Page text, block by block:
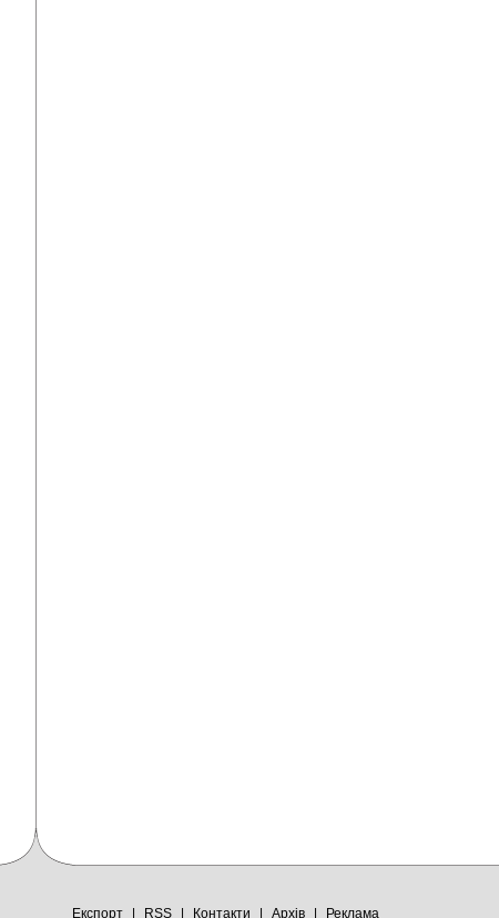
Експорт RSS Контакти Архів Реклама